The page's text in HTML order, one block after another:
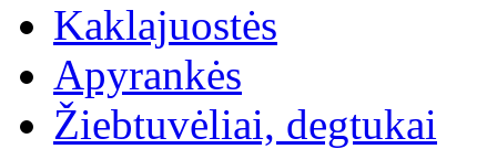
Kaklajuostės
Apyrankės
Žiebtuvėliai, degtukai